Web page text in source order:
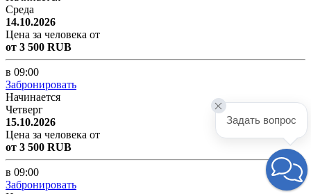
Среда
14.10.2026
Цена за человека от
от 3 500 RUB
в 09:00
Забронировать
Начинается
Четверг
15.10.2026
Цена за человека от
от 3 500 RUB
в 09:00
Забронировать
Задать вопрос